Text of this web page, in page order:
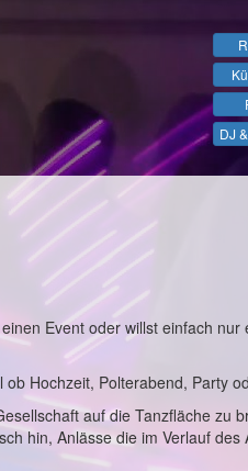
DJ
Event oder willst einfach nur
Hochzeit, Polterabend, Party
auf die Tanzfläche zu
hin, Anlässe die im Verlauf des